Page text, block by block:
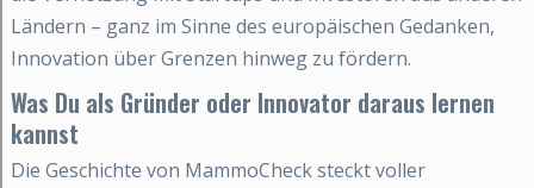
Ländern – ganz im Sinne des europäischen Gedanken,
Innovation über Grenzen hinweg zu fördern.
Was Du als Gründer oder Innovator daraus lernen
kannst
Die Geschichte von MammoCheck steckt voller